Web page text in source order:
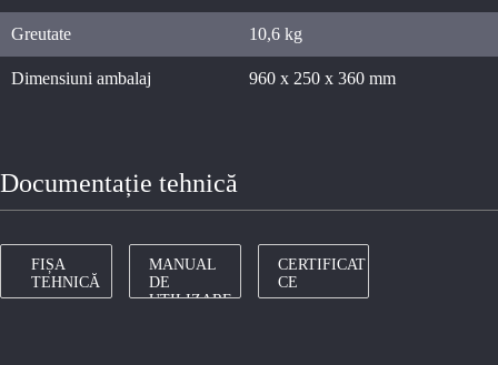
Greutate 10,6 kg
Dimensiuni ambalaj 960 x 250 x 360 mm
Documentație tehnică
FIȘA
TEHNICĂ
MANUAL
DE
UTILIZARE
CERTIFICAT
CE